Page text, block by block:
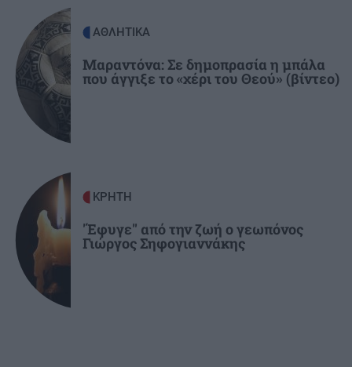
ΣΧΕΣΕΙΣ ΚΑΙ SEX
Πώς θα καταλάβεις ότι ένας άνθρωπος δεν
μπήκε τυχαία στη ζωή σου
ΑΘΛΗΤΙΚΑ
Μαραντόνα: Σε δημοπρασία η μπάλα
που άγγιξε το «χέρι του Θεού» (βίντεο)
ΚΡΗΤΗ
'Έφυγε" από την ζωή ο γεωπόνος
Γιώργος Σηφογιαννάκης